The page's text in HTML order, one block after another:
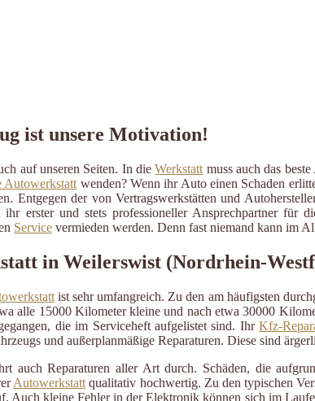
ist unsere Motivation!
auf unseren Seiten. In dieWerkstatt muss auch das
Autowerkstatt wenden? Wenn ihr Auto einen Schaden
Entgegen der von Vertragswerkstätten und
erster und stets professioneller Ansprechpartner für
Service vermieden werden. Denn fast niemand kann im
in Weilerswist (Nordrhein-
ist sehr umfangreich. Zu den am häufigsten
alle 15000 Kilometer kleine und nach etwa 30000
die im Serviceheft aufgelistet sind. IhrKfz-
und außerplanmäßige Reparaturen. Diese sind
auch Reparaturen aller Art durch. Schäden, die
Autowerkstatt qualitativ hochwertig. Zu den typischen
Auch kleine Fehler in der Elektronik können sich im